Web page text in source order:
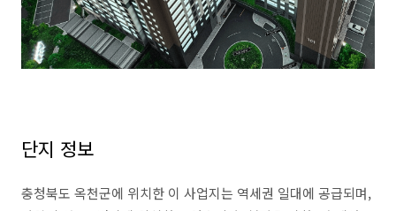
단지 정보
충청북도 옥천군에 위치한 이 사업지는 역세권 일대에 공급되며,